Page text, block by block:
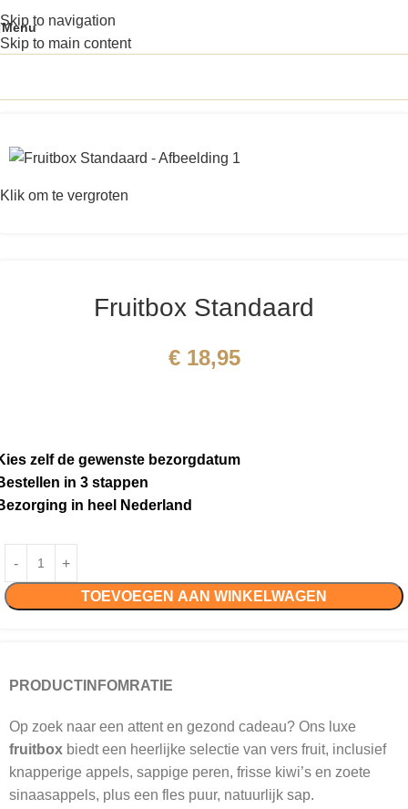
Skip to navigation
Skip to main content
Menu
Klik om te vergroten
Fruitbox Standaard
€18,95
zelf de gewenste bezorgdatum
in 3 stappen
in heel Nederland
TOEVOEGEN AAN WINKELWAGEN
PRODUCTINFOMRATIE
Op zoek naar een attent en gezond cadeau? Ons luxe
fruitbox biedt een heerlijke selectie van vers fruit, inclusief
knapperige appels, sappige peren, frisse kiwi’s en zoete
sinaasappels, plus een fles puur, natuurlijk sap.